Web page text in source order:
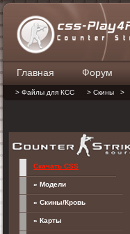
Главная Форум
> Файлы для КСС > Скины >
Скачать CSS
» Модели
» Скины/Кровь
» Карты